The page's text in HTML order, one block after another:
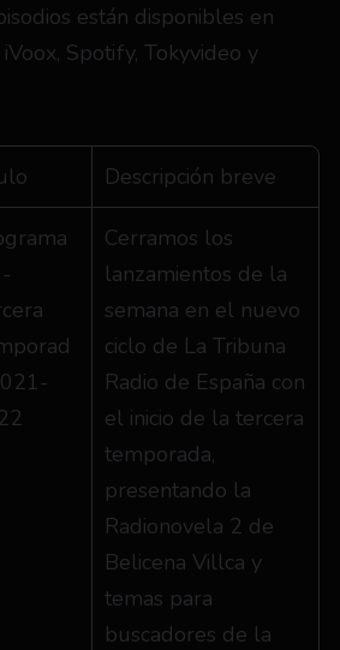
están disponibles en
Spotify, Tokyvideo y
Descripción breve
Cerramos los
lanzamientos de la
semana en el nuevo
ciclo de La Tribuna
Radio de España con
el inicio de la tercera
temporada,
presentando la
Radionovela 2 de
Belicena Villca y
temas para
buscadores de la